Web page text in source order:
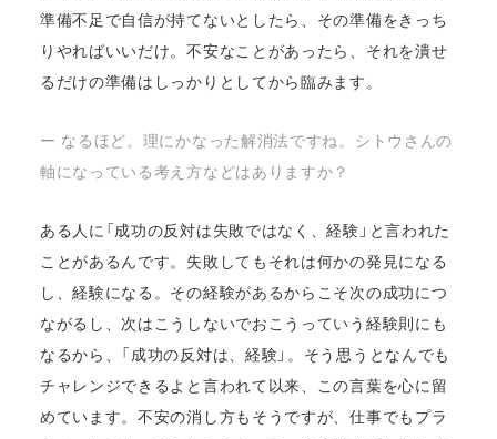
準備不足で自信が持てないとしたら、その準備をきっち
りやればいいだけ。不安なことがあったら、それを潰せ
るだけの準備はしっかりとしてから臨みます。
ー なるほど。理にかなった解消法ですね。シトウさんの
軸になっている考え方などはありますか？
ある人に「成功の反対は失敗ではなく、経験」と言われた
ことがあるんです。失敗してもそれは何かの発見になる
し、経験になる。その経験があるからこそ次の成功につ
ながるし、次はこうしないでおこうっていう経験則にも
なるから、「成功の反対は、経験」。そう思うとなんでも
チャレンジできるよと言われて以来、この言葉を心に留
めています。不安の消し方もそうですが、仕事でもプラ